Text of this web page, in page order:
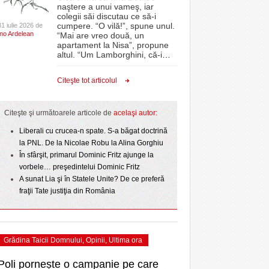
la
- acum 1 zi
cu o victorie
- 25 July 2026
o echipă de
Sărbătoarea continuă! Zeci de mii de oameni
au celebrat a treia seară la rând Ziua Timișoarei
- 2 August 2026
Iniţiativă inedită pentru Zilele Orașului
talentelor locale- 2 August 2026
View all
proiectelor derulate de instituție din fonduri
europene/FOTO- 11 December 2025
ANAF oferă persoanelor fizice posibilitatea să
beneficieze de Declarația Unică 212
2025
View all
CLIPURI VIDEO
JOCURI ONLINE
DIVERSE
FARMACII DIN
GRĂDINIŢE DIN TIMIŞ
PRIMĂRIILE DIN TIMIŞ
SFATUL MEDICULUI
SFATURI JURIDICE
iulie 2026 de
Ardelean
naştere a unui vameş, iar
colegii săi discutau ce să-i
cumpere. “O vilă!”, spune unul.
“Mai are vreo două, un
apartament la Nisa”, propune
altul. “Um Lamborghini, că-i
Citeşte tot articolul
Citeşte şi următoarele articole de acelaşi autor:
Liberali cu crucea-n spate. S-a băgat doctrină
la PNL. De la Nicolae Robu la Alina Gorghiu
În sfârşit, primarul Dominic Fritz ajunge la
vorbele… preşedintelui Dominic Fritz
A sunat Lia şi în Statele Unite? De ce preferă
fraţii Tate justiţia din România
Grădina Taicii Domnului, Opinii, Ultima ora
pornește o campanie pe care